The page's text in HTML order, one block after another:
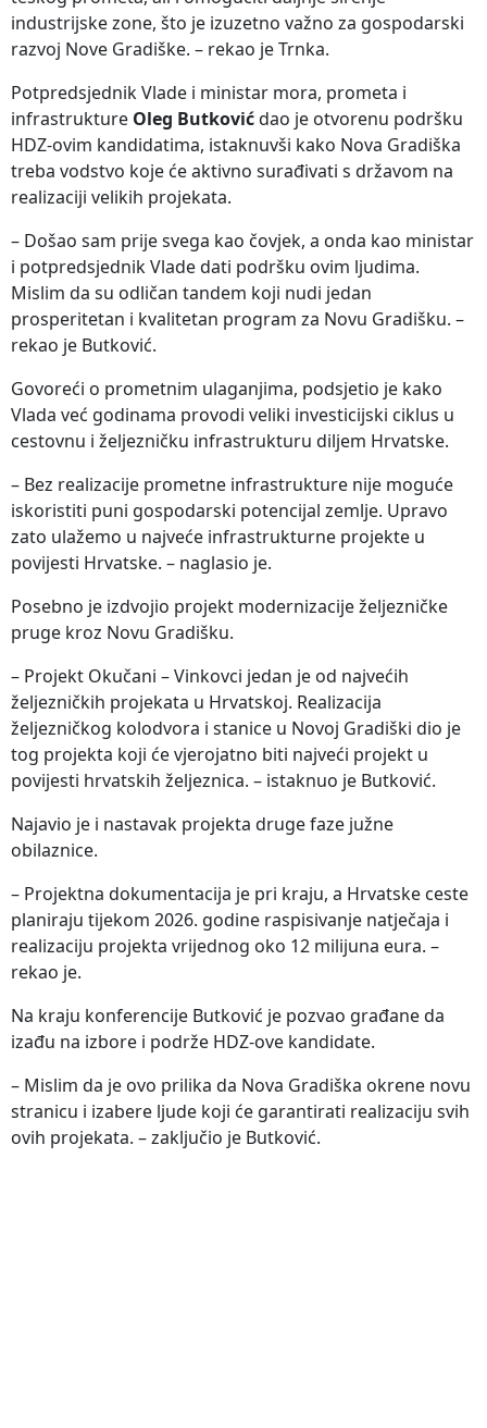
industrijske zone, što je izuzetno važno za gospodarski
razvoj Nove Gradiške. – rekao je Trnka.
Potpredsjednik Vlade i ministar mora, prometa i
infrastrukture Oleg Butkovićdao je otvorenu podršku
HDZ-ovim kandidatima, istaknuvši kako Nova Gradiška
treba vodstvo koje će aktivno surađivati s državom na
realizaciji velikih projekata.
– Došao sam prije svega kao čovjek, a onda kao ministar
i potpredsjednik Vlade dati podršku ovim ljudima.
Mislim da su odličan tandem koji nudi jedan
prosperitetan i kvalitetan program za Novu Gradišku. –
rekao je Butković.
Govoreći o prometnim ulaganjima, podsjetio je kako
Vlada već godinama provodi veliki investicijski ciklus u
cestovnu i željezničku infrastrukturu diljem Hrvatske.
– Bez realizacije prometne infrastrukture nije moguće
iskoristiti puni gospodarski potencijal zemlje. Upravo
zato ulažemo u najveće infrastrukturne projekte u
povijesti Hrvatske. – naglasio je.
Posebno je izdvojio projekt modernizacije željezničke
pruge kroz Novu Gradišku.
– Projekt Okučani – Vinkovci jedan je od najvećih
željezničkih projekata u Hrvatskoj. Realizacija
željezničkog kolodvora i stanice u Novoj Gradiški dio je
tog projekta koji će vjerojatno biti najveći projekt u
povijesti hrvatskih željeznica. – istaknuo je Butković.
Najavio je i nastavak projekta druge faze južne
obilaznice.
– Projektna dokumentacija je pri kraju, a Hrvatske ceste
planiraju tijekom 2026. godine raspisivanje natječaja i
realizaciju projekta vrijednog oko 12 milijuna eura. –
rekao je.
Na kraju konferencije Butković je pozvao građane da
izađu na izbore i podrže HDZ-ove kandidate.
– Mislim da je ovo prilika da Nova Gradiška okrene novu
stranicu i izabere ljude koji će garantirati realizaciju svih
ovih projekata. – zaključio je Butković.